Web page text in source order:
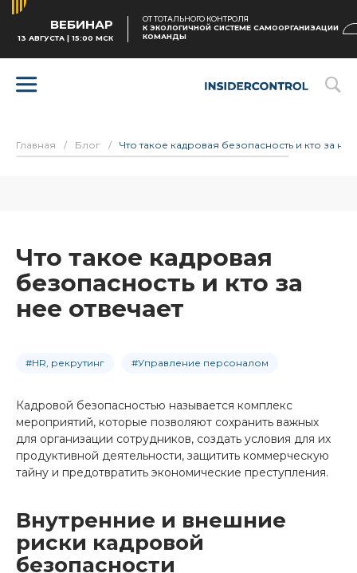
ВЕБИНАР
13 АВГУСТА | 15:00 МСК
ОТ ТОТАЛЬНОГО КОНТРОЛЯ
К ЭКОЛОГИЧНОЙ СИСТЕМЕ САМООРГАНИЗАЦИИ
КОМАНДЫ
Главная / Блог / Что такое кадровая безопасность и кто за нее
Что такое кадровая
безопасность и кто за
нее отвечает
#HR, рекрутинг #Управление персоналом
Кадровой безопасностью называется комплекс
мероприятий, которые позволяют сохранить важных
для организации сотрудников, создать условия для их
продуктивной деятельности, защитить коммерческую
тайну и предотвратить экономические преступления.
Внутренние и внешние
риски кадровой
безопасности